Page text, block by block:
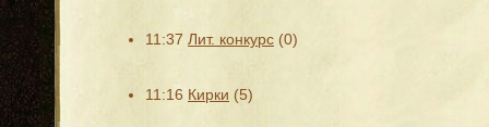
11:37 Лит. конкурс (0)
11:16 Кирки (5)